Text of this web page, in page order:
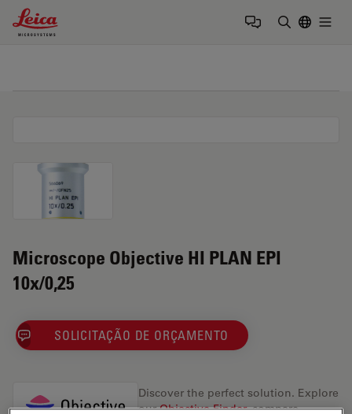
Leica Microsystems Logo
Microscope Objective HI PLAN EPI
10x/0,25
SOLICITAÇÃO DE ORÇAMENTO
Discover the perfect solution. Explore
ourObjective Finder, compare